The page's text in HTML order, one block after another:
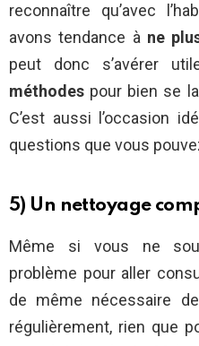
reconnaître qu’avec
avons tendance à ne
peut donc s’avérer
méthodes pour bien se
C’est aussi l’occasion
questions que vous
5) Un nettoyage
Même si vous ne
problème pour aller
de même nécessaire
régulièrement, rien que